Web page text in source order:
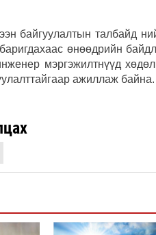
байгуулалтын талбайд
өнөөдрийн
мэргэжилтнүүд
ажиллаж байна.